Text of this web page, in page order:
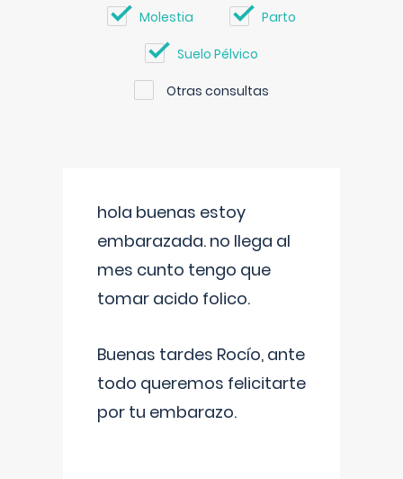
Molestia Parto
Suelo Pélvico
Otras consultas
hola buenas estoy
embarazada. no llega al
mes cunto tengo que
tomar acido folico.
Buenas tardes Rocío, ante
todo queremos felicitarte
por tu embarazo.